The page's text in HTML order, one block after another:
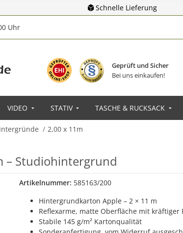
Schnelle Lieferung
Uhr
Geprüft und Sicher
Bei uns einkaufen!
VIDEO STATIV TASCHE & RUCKSACK
2,00 x 11m
– Studiohintergrund
Artikelnummer: 585163/200
Hintergrundkarton Apple – 2 × 11 m
Reflexarme, matte Oberfläche mit kräftiger
Stabile 145 g/m² Kartonqualität